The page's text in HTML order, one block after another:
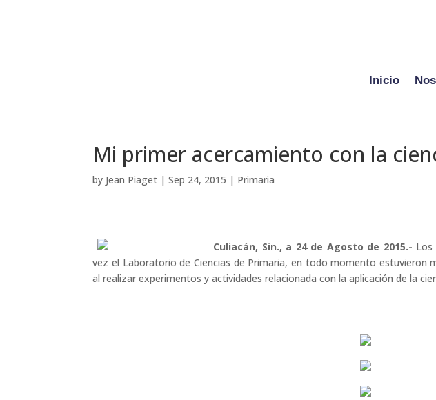
Inicio
Mi primer acercamiento con la
by Jean Piaget |Sep 24, 2015 | Primaria
Culiacán, Sin., a 24 de Agosto de 2015.-
vez el Laboratorio de Ciencias de Primaria, en todo momento estuvieron
al realizar experimentos y actividades relacionada con la aplicación de la